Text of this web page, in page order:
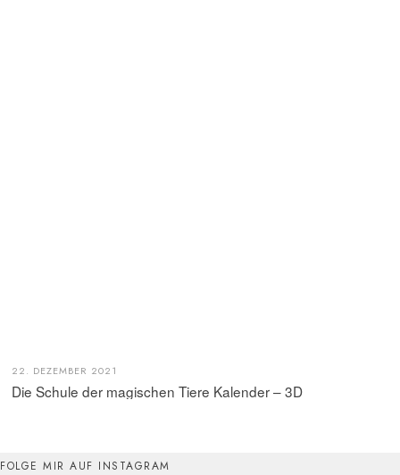
22. DEZEMBER 2021
Die Schule der magischen Tiere Kalender – 3D
FOLGE MIR AUF INSTAGRAM